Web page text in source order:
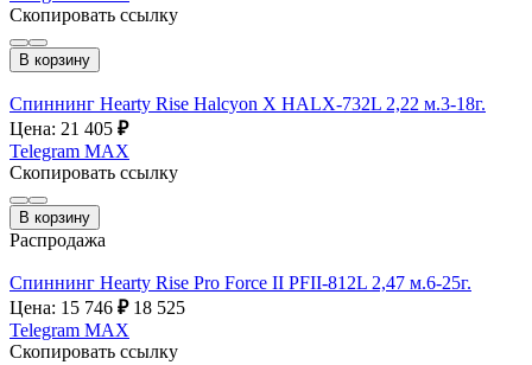
Скопировать ссылку
В корзину
Спиннинг Hearty Rise Halcyon X HALX-732L 2,22 м.3-18г.
Цена: 21 405 ₽
Telegram MAX
Скопировать ссылку
В корзину
Распродажа
Спиннинг Hearty Rise Pro Force II PFII-812L 2,47 м.6-25г.
Цена: 15 746 ₽ 18 525
Telegram MAX
Скопировать ссылку